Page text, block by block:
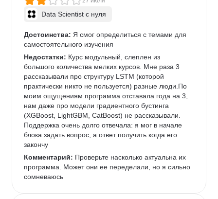
Data Scientist с нуля
Достоинства: Я смог определиться с темами для
самостоятельного изучения
Недостатки: Курс модульный, слеплен из
большого количества мелких курсов. Мне раза 3
рассказывали про структуру LSTM (которой
практически никто не пользуется) разные люди.По
моим ощущениям программа отставала года на 3,
нам даже про модели градиентного бустинга
(XGBoost, LightGBM, CatBoost) не рассказывали.
Поддержка очень долго отвечала: я мог в начале
блока задать вопрос, а ответ получить когда его
закончу
Комментарий: Проверьте насколько актуальна их
программа. Может они ее переделали, но я сильно
сомневаюсь